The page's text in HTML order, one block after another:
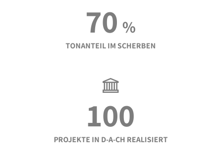
70 %
TONANTEIL IM SCHERBEN
100
PROJEKTE IN D-A-CH REALISIERT